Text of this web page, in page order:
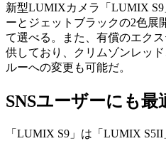
新型LUMIXカメラ「LUMIX
ーとジェットブラックの2色展
て選べる。また、有償のエク
供しており、クリムゾンレッ
ルーへの変更も可能だ。
SNSユーザーにも最
「LUMIX S9」は「LUMIX